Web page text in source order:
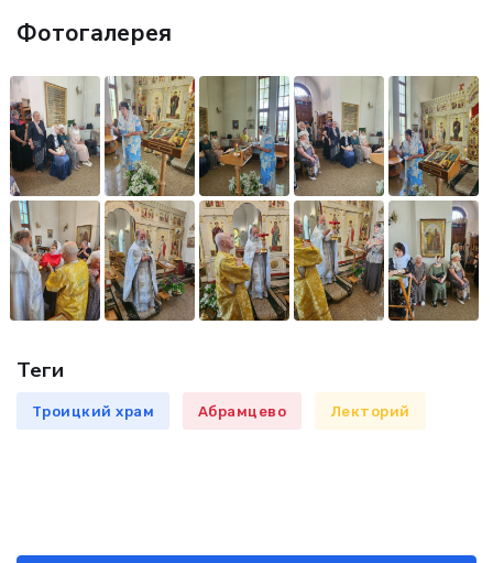
Фотогалерея
Теги
Троицкий храм Абрамцево Лекторий